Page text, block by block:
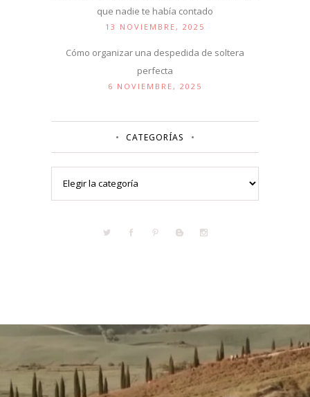
que nadie te había contado
13 NOVIEMBRE, 2025
Cómo organizar una despedida de soltera
perfecta
6 NOVIEMBRE, 2025
CATEGORÍAS